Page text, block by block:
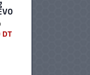
DT